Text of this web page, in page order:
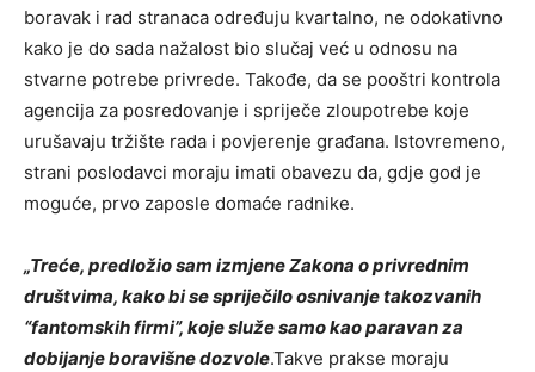
boravak i rad stranaca određuju kvartalno, ne odokativno
kako je do sada nažalost bio slučaj već u odnosu na
stvarne potrebe privrede. Takođe, da se pooštri kontrola
agencija za posredovanje i spriječe zloupotrebe koje
urušavaju tržište rada i povjerenje građana. Istovremeno,
strani poslodavci moraju imati obavezu da, gdje god je
moguće, prvo zaposle domaće radnike.
„Treće, predložio sam izmjene Zakona o privrednim
društvima, kako bi se spriječilo osnivanje takozvanih
“fantomskih firmi”, koje služe samo kao paravan za
dobijanje boravišne dozvole.Takve prakse moraju